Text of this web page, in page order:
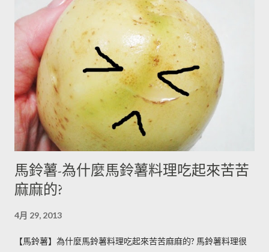
馬鈴薯-為什麼馬鈴薯料理吃起來苦苦
麻麻的?
4月 29, 2013
【馬鈴薯】為什麼馬鈴薯料理吃起來苦苦麻麻的? 馬鈴薯料理很